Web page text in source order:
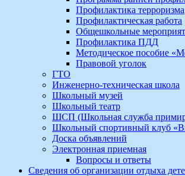
Профилактика терроризма
Профилактическая работа
Общешкольные
Профилактика ПДД
Методическое пособие
Правовой уголок
ГТО
Инженерно-техническая школа
Школьный музей
Школьный театр
ШСП (Школьная служба
Школьный спортивный клуб
Доска объявлений
Электронная приемная
Вопросы и ответы
Сведения об организации отдыха